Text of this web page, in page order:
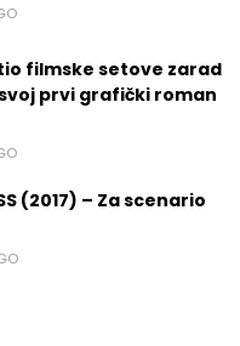
filmske setove zarad
prvi grafički roman
(2017) – Za scenario